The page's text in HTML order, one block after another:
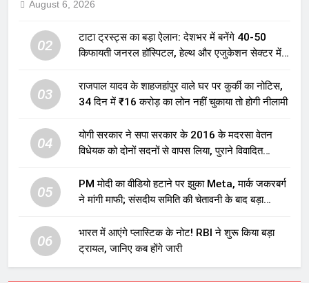
August 6, 2026
02
टाटा ट्रस्ट्स का बड़ा ऐलान: देशभर में बनेंगे 40-50
किफायती जनरल हॉस्पिटल, हेल्थ और एजुकेशन सेक्टर में
03
राजपाल यादव के शाहजहांपुर वाले घर पर कुर्की का नोटिस,
34 दिन में ₹16 करोड़ का लोन नहीं चुकाया तो होगी नीलामी
04
योगी सरकार ने सपा सरकार के 2016 के मदरसा वेतन
विधेयक को दोनों सदनों से वापस लिया, पुराने विवादित
05
PM मोदी का वीडियो हटाने पर झुका Meta, मार्क जकरबर्ग
ने मांगी माफी; संसदीय समिति की चेतावनी के बाद बड़ा
06
भारत में आएंगे प्लास्टिक के नोट! RBI ने शुरू किया बड़ा
ट्रायल, जानिए कब होंगे जारी